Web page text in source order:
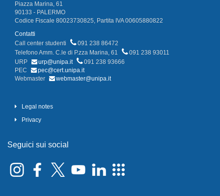
Piazza Marina, 61
90133 - PALERMO
Codice Fiscale 80023730825, Partita IVA 00605880822
Contatti
Call center studenti
091 238 86472
Telefono Amm. C.le di P.zza Marina, 61
091 238 93011
URP
urp@unipa.it
091 238 93666
PEC
pec@cert.unipa.it
Webmaster
webmaster@unipa.it
Legal notes
Privacy
Seguici sui social